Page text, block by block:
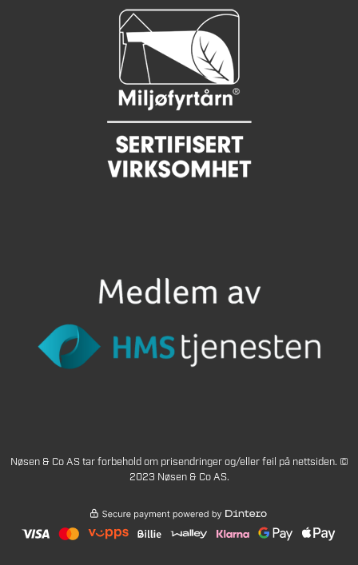
Nøsen & Co AS tar forbehold om prisendringer og/eller feil på nettsiden. ©
2023 Nøsen & Co AS.